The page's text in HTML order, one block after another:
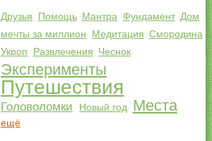
Друзья Помощь Мантра Фундамент Дом
мечты за миллион
Медитация Смородина
Укроп
Развлечения Чеснок
Эксперименты
Путешествия
Головоломки Новый год Места
ещё